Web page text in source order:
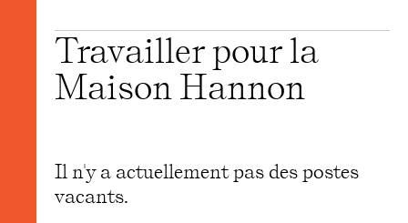
Travailler pour la
Maison Hannon
Il n'y a actuellement pas des postes
vacants.